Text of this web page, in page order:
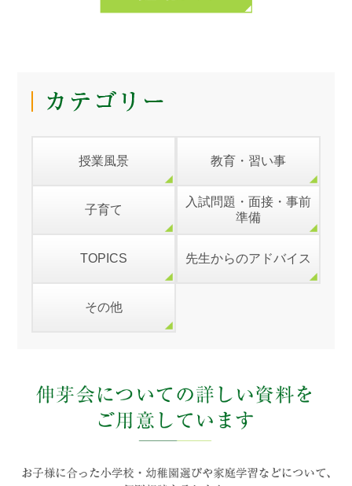
授業風景 教育・習い事
子育て
入試問題・面接・事前
準備
TOPICS 先生からのアドバイス
その他